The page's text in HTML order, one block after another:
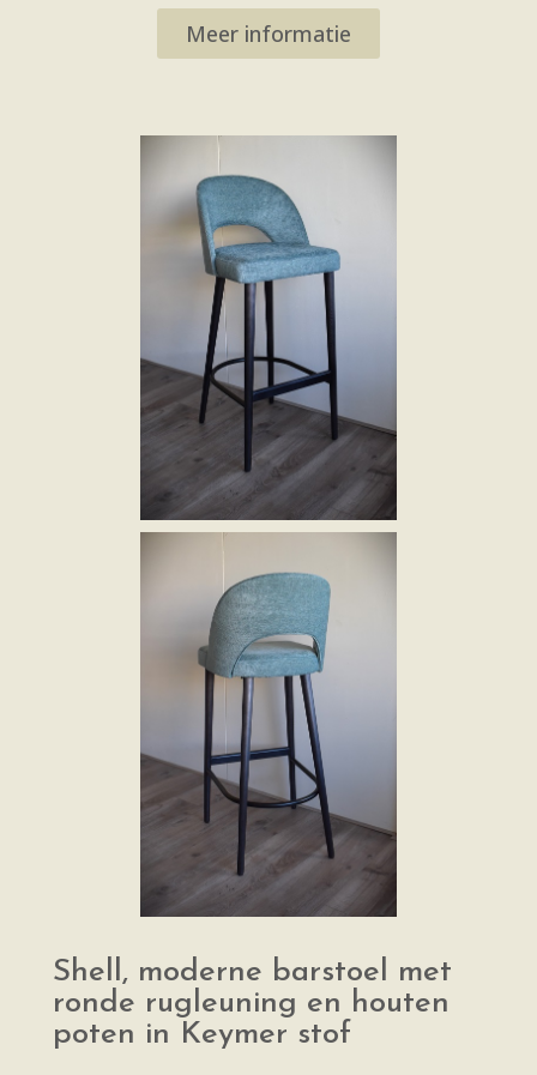
Meer informatie
Shell, moderne barstoel met
ronde rugleuning en houten
poten in Keymer stof